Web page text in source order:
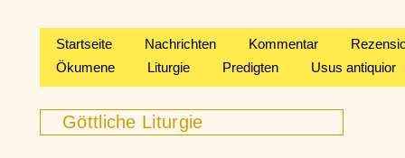
Startseite Nachrichten Kommentar
Ökumene
Liturgie Predigten Usus antiquior
Göttliche Liturgie